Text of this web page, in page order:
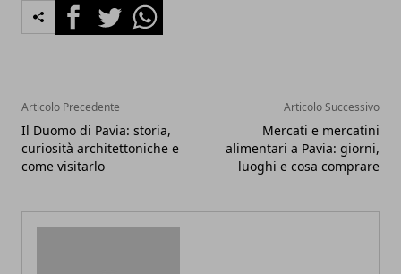
FacebookTwitterWhatsapp
Articolo Precedente
Il Duomo di Pavia: storia,
curiosità architettoniche e
come visitarlo
Articolo Successivo
Mercati e mercatini
alimentari a Pavia: giorni,
luoghi e cosa comprare